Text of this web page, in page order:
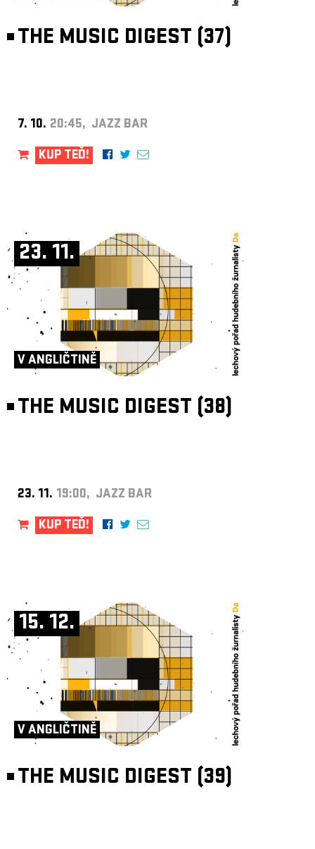
THE MUSIC DIGEST (37)
7. 10. 20:45, JAZZ BAR
KUP TEĎ!
23. 11.
V ANGLIČTINĚ
THE MUSIC DIGEST (38)
23. 11. 19:00, JAZZ BAR
KUP TEĎ!
15. 12.
V ANGLIČTINĚ
THE MUSIC DIGEST (39)